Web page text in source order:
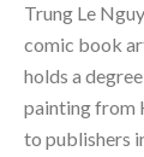
Trung Le
comic book
holds a
painting from
to publishers